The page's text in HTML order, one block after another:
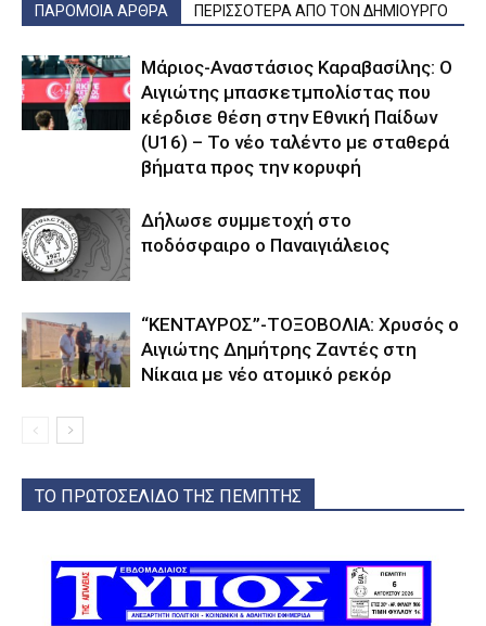
ΠΑΡΟΜΟΙΑ ΑΡΘΡΑ ΠΕΡΙΣΣΟΤΕΡΑ ΑΠΟ ΤΟΝ ΔΗΜΙΟΥΡΓΟ
Μάριος-Αναστάσιος Καραβασίλης: Ο
Αιγιώτης μπασκετμπολίστας που
κέρδισε θέση στην Εθνική Παίδων
(U16) – Το νέο ταλέντο με σταθερά
βήματα προς την κορυφή
Δήλωσε συμμετοχή στο
ποδόσφαιρο ο Παναιγιάλειος
“ΚΕΝΤΑΥΡΟΣ”-ΤΟΞΟΒΟΛΙΑ: Χρυσός ο
Αιγιώτης Δημήτρης Ζαντές στη
Νίκαια με νέο ατομικό ρεκόρ
ΤΟ ΠΡΩΤΟΣΕΛΙΔΟ ΤΗΣ ΠΕΜΠΤΗΣ